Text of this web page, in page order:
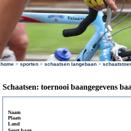
home > sporten > schaatsen langebaan >
Schaatsen: toernooi baangegevens
Naam
Plaats
Land